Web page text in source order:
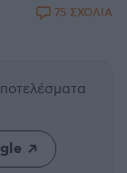
75 ΣΧΟΛΙΑ